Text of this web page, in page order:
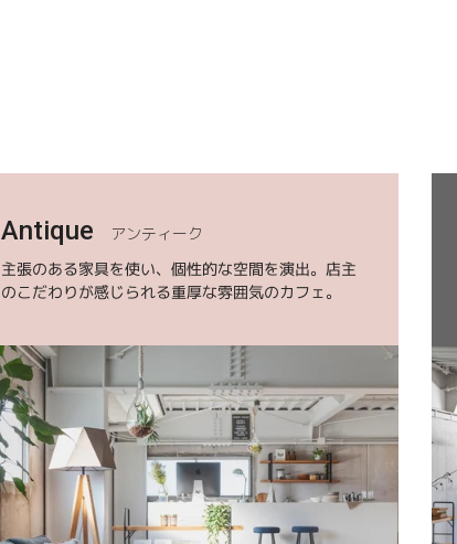
Antique アンティーク
主張のある家具を使い、個性的な空間を演出。店主
のこだわりが感じられる重厚な雰囲気のカフェ。